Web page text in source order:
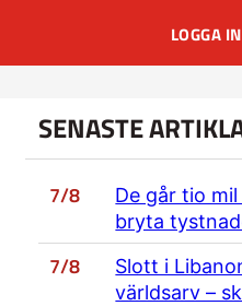
LOGGA IN
SENASTE
7/8
De går tio mil
bryta
7/8
Slott i
världsarv –